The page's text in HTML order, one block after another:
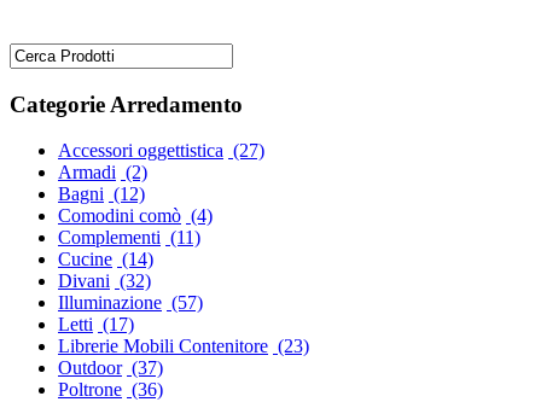
Categorie Arredamento
Accessori oggettistica (27)
Armadi (2)
Bagni (12)
Comodini comò (4)
Complementi (11)
Cucine (14)
Divani (32)
Illuminazione (57)
Letti (17)
Librerie Mobili Contenitore (23)
Outdoor (37)
Poltrone (36)